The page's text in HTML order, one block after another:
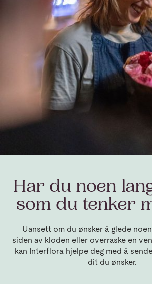
Har du noen
som du tenker
Uansett om du ønsker å glede
siden av kloden eller overraske en
kan Interflora hjelpe deg med å
dit du ønsker.